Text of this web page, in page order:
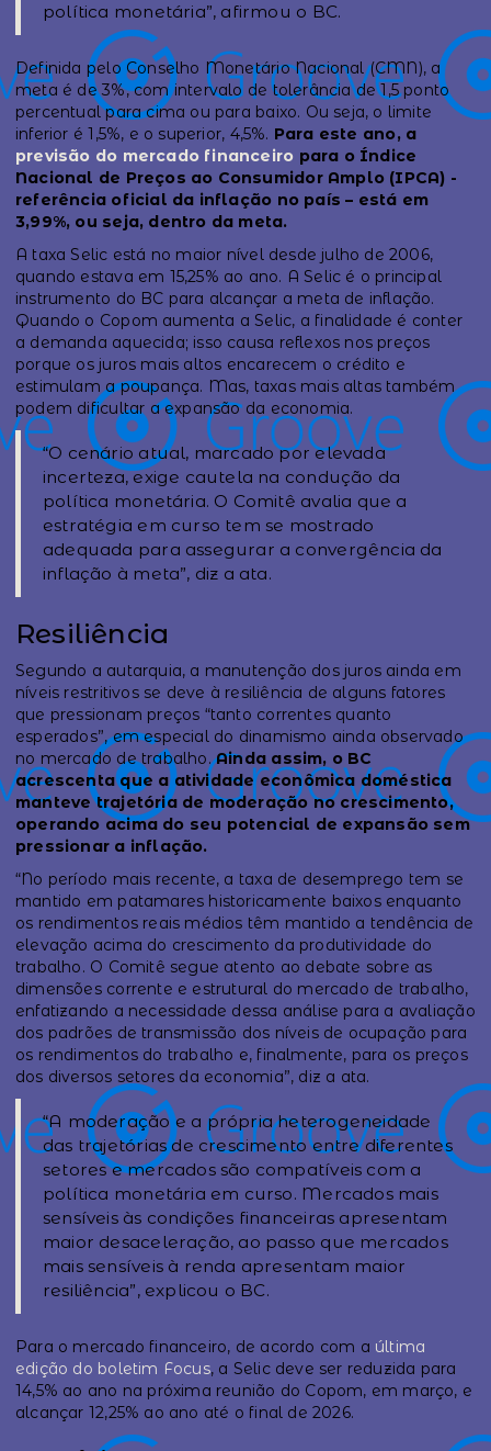
política monetária”, afirmou o BC.
Definida pelo Conselho Monetário Nacional (CMN), a
meta é de 3%, com intervalo de tolerância de 1,5 ponto
percentual para cima ou para baixo. Ou seja, o limite
inferior é 1,5%, e o superior, 4,5%. Para este ano, a
previsão do mercado financeiro para o Índice
Nacional de Preços ao Consumidor Amplo (IPCA) -
referência oficial da inflação no país – está em
3,99%, ou seja, dentro da meta.
A taxa Selic está no maior nível desde julho de 2006,
quando estava em 15,25% ao ano. A Selic é o principal
instrumento do BC para alcançar a meta de inflação.
Quando o Copom aumenta a Selic, a finalidade é conter
a demanda aquecida; isso causa reflexos nos preços
porque os juros mais altos encarecem o crédito e
estimulam a poupança. Mas, taxas mais altas também
podem dificultar a expansão da economia.
“O cenário atual, marcado por elevada
incerteza, exige cautela na condução da
política monetária. O Comitê avalia que a
estratégia em curso tem se mostrado
adequada para assegurar a convergência da
inflação à meta”, diz a ata.
Resiliência
Segundo a autarquia, a manutenção dos juros ainda em
níveis restritivos se deve à resiliência de alguns fatores
que pressionam preços “tanto correntes quanto
esperados”, em especial do dinamismo ainda observado
no mercado de trabalho.Ainda assim, o BC
acrescenta que a atividade econômica doméstica
manteve trajetória de moderação no crescimento,
operando acima do seu potencial de expansão sem
pressionar a inflação.
“No período mais recente, a taxa de desemprego tem se
mantido em patamares historicamente baixos enquanto
os rendimentos reais médios têm mantido a tendência de
elevação acima do crescimento da produtividade do
trabalho. O Comitê segue atento ao debate sobre as
dimensões corrente e estrutural do mercado de trabalho,
enfatizando a necessidade dessa análise para a avaliação
dos padrões de transmissão dos níveis de ocupação para
os rendimentos do trabalho e, finalmente, para os preços
dos diversos setores da economia”, diz a ata.
“A moderação e a própria heterogeneidade
das trajetórias de crescimento entre diferentes
setores e mercados são compatíveis com a
política monetária em curso. Mercados mais
sensíveis às condições financeiras apresentam
maior desaceleração, ao passo que mercados
mais sensíveis à renda apresentam maior
resiliência”, explicou o BC.
Para o mercado financeiro, de acordo com a última
edição do boletim Focus, a Selic deve ser reduzida para
14,5% ao ano na próxima reunião do Copom, em março, e
alcançar 12,25% ao ano até o final de 2026.